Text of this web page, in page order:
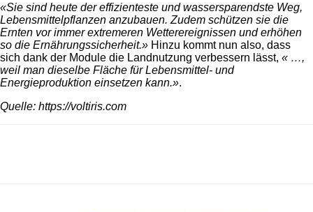
«Sie sind heute der effizienteste und wassersparendste Weg,
Lebensmittelpflanzen anzubauen. Zudem schützen sie die
Ernten vor immer extremeren Wetterereignissen und erhöhen
so die Ernährungssicherheit.» Hinzu kommt nun also, dass
sich dank der Module die Landnutzung verbessern lässt, « …,
weil man dieselbe Fläche für Lebensmittel- und
Energieproduktion einsetzen kann.».
Quelle: https://voltiris.com